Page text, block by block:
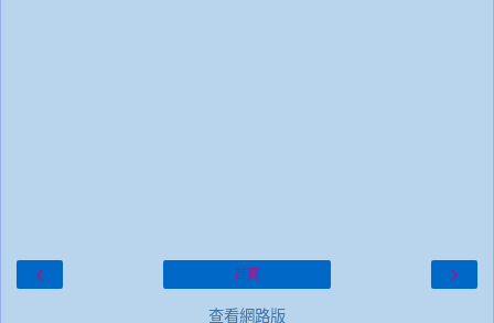
‹ ›
首頁
查看網路版